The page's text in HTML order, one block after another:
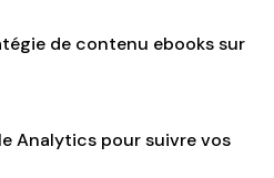
de contenu ebooks sur
Analytics pour suivre vos